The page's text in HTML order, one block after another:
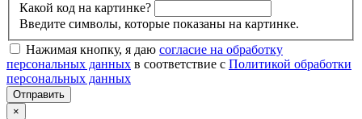
Какой код на картинке?
Введите символы, которые показаны на картинке.
Нажимая кнопку, я даю согласие на обработку
персональных данных в соответствие с Политикой обработки
персональных данных
×